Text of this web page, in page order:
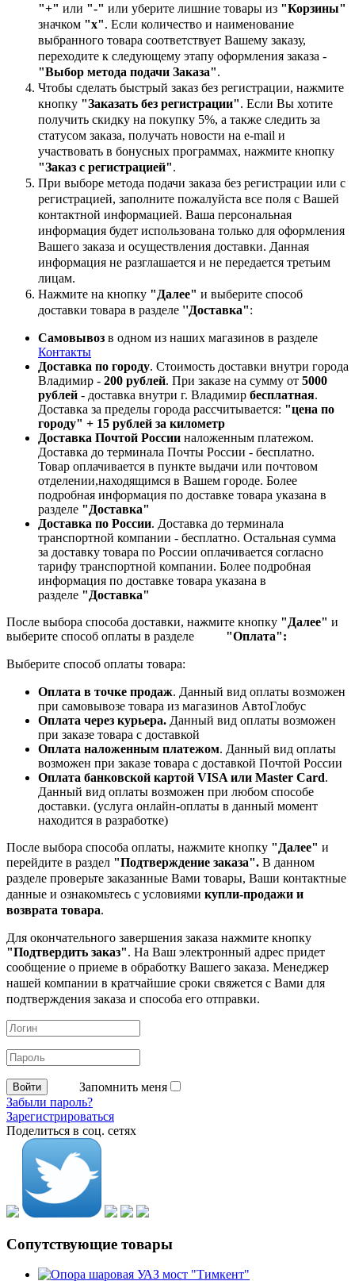
"+" или "-" или уберите лишние товары из "Корзины"
значком "х". Если количество и наименование
выбранного товара соответствует Вашему заказу,
переходите к следующему этапу оформления заказа -
"Выбор метода подачи Заказа".
Чтобы сделать быстрый заказ без регистрации, нажмите
кнопку "Заказать без регистрации". Если Вы хотите
получить скидку на покупку 5%, а также следить за
статусом заказа, получать новости на e-mail и
участвовать в бонусных программах, нажмите кнопку
"Заказ с регистрацией".
При выборе метода подачи заказа без регистрации или с
регистрацией, заполните пожалуйста все поля с Вашей
контактной информацией. Ваша персональная
информация будет использована только для оформления
Вашего заказа и осуществления доставки. Данная
информация не разглашается и не передается третьим
лицам.
Нажмите на кнопку "Далее" и выберите способ
доставки товара в разделе ''Доставка":
Самовывоз в одном из наших магазинов в разделе
Контакты
Доставка по городу. Стоимость доставки внутри города
Владимир - 200 рублей. При заказе на сумму от 5000
рублей - доставка внутри г. Владимир бесплатная.
Доставка за пределы города рассчитывается: "цена по
городу" + 15 рублей за километр
Доставка Почтой России наложенным платежом.
Доставка до терминала Почты России - бесплатно.
Товар оплачивается в пункте выдачи или почтовом
отделении,находящимся в Вашем городе. Более
подробная информация по доставке товара указана в
разделе "Доставка"
Доставка по России. Доставка до терминала
транспортной компании - бесплатно. Остальная сумма
за доставку товара по России оплачивается согласно
тарифу транспортной компании. Более подробная
информация по доставке товара указана в
разделе "Доставка"
После выбора способа доставки, нажмите кнопку "Далее" и
выберите способ оплаты в разделе "Оплата":
Выберите способ оплаты товара:
Оплата в точке продаж. Данный вид оплаты возможен
при самовывозе товара из магазинов АвтоГлобус
Оплата через курьера. Данный вид оплаты возможен
при заказе товара с доставкой
Оплата наложенным платежом. Данный вид оплаты
возможен при заказе товара с доставкой Почтой России
Оплата банковской картой VISA или Master Card.
Данный вид оплаты возможен при любом способе
доставки. (услуга онлайн-оплаты в данный момент
находится в разработке)
После выбора способа оплаты, нажмите кнопку "Далее" и
перейдите в раздел "Подтверждение заказа". В данном
разделе проверьте заказанные Вами товары, Ваши контактные
данные и ознакомьтесь с условиями купли-продажи и
возврата товара.
Для окончательного завершения заказа нажмите кнопку
"Подтвердить заказ". На Ваш электронный адрес придет
сообщение о приеме в обработку Вашего заказа. Менеджер
нашей компании в кратчайшие сроки свяжется с Вами для
подтверждения заказа и способа его отправки.
Запомнить меня
Забыли пароль?
Зарегистрироваться
Поделиться в соц. сетях
Сопутствующие товары